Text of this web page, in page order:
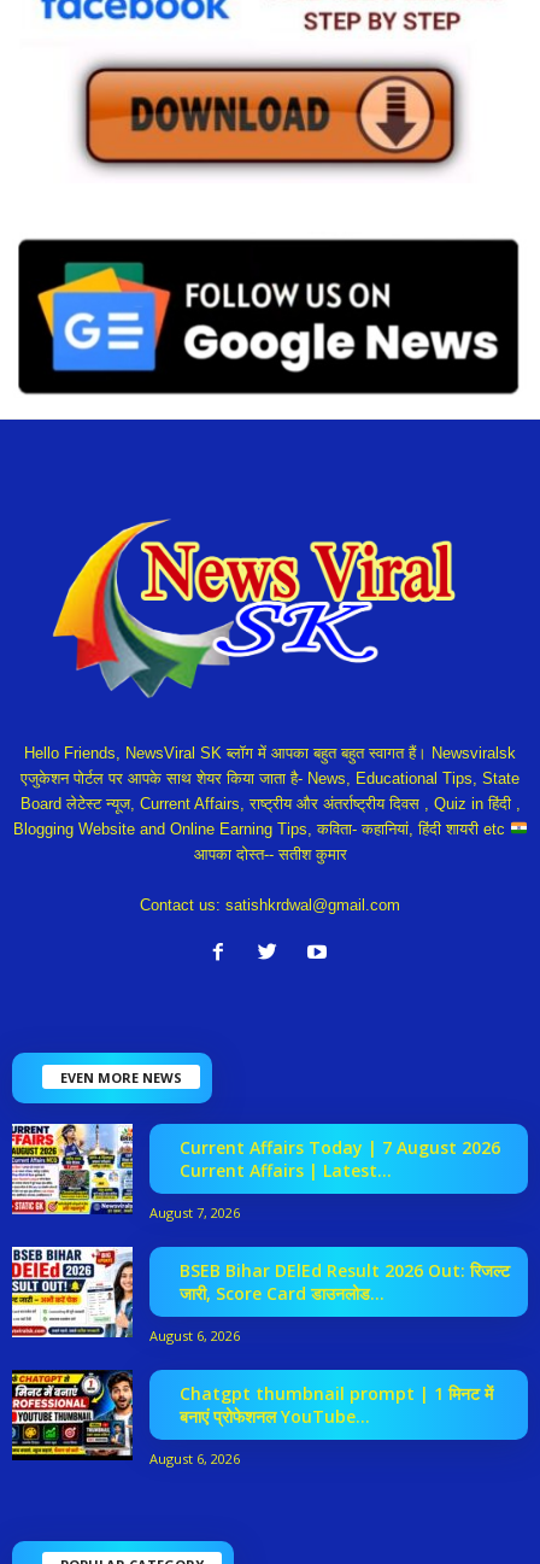
Hello Friends, NewsViral SK ब्लॉग में आपका बहुत बहुत स्वागत हैं। Newsviralsk
एजुकेशन पोर्टल पर आपके साथ शेयर किया जाता है- News, Educational Tips, State
Board लेटेस्ट न्यूज, Current Affairs, राष्ट्रीय और अंतर्राष्ट्रीय दिवस , Quiz in हिंदी ,
Blogging Website and Online Earning Tips, कविता- कहानियां, हिंदी शायरी etc
आपका दोस्त-- सतीश कुमार
Contact us: satishkrdwal@gmail.com
EVEN MORE NEWS
Current Affairs Today | 7 August 2026
Current Affairs | Latest...
August 7, 2026
BSEB Bihar DElEd Result 2026 Out: रिजल्ट
जारी, Score Card डाउनलोड...
August 6, 2026
Chatgpt thumbnail prompt | 1 मिनट में
बनाएं प्रोफेशनल YouTube...
August 6, 2026